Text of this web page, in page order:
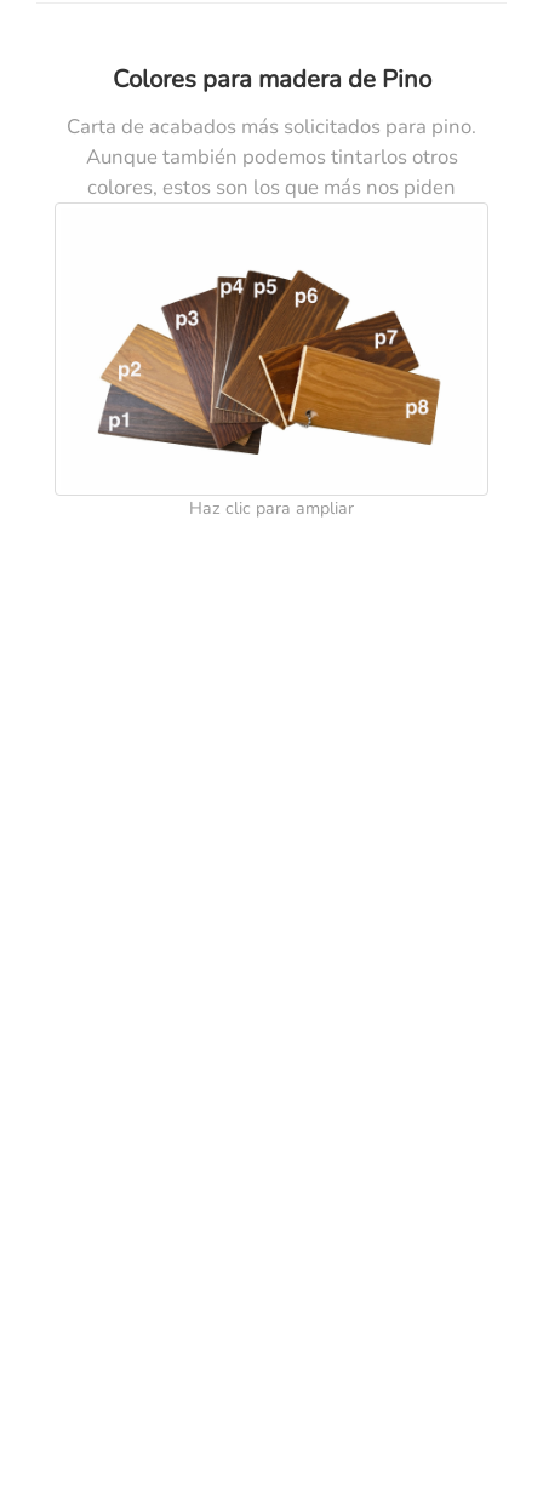
Colores para madera de Pino
Carta de acabados más solicitados para pino.
Aunque también podemos tintarlos otros
colores, estos son los que más nos piden
Haz clic para ampliar